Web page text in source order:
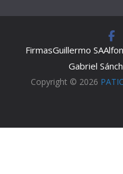
FirmasGuillermo SA
Gabriel
Copyright © 2026